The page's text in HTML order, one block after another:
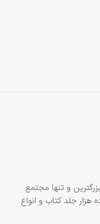
و تنها مجتمع
جلد کتاب و انواع